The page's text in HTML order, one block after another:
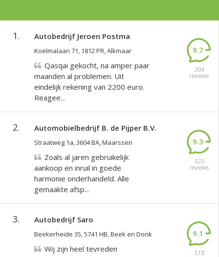
1. Autobedrijf Jeroen Postma
Koelmalaan 71, 1812 PR, Alkmaar 9.7
304
reviews
Qasqai gekocht, na amper paar
maanden al problemen. Uit
eindelijk rekening van 2200 euro.
Reagee...
2. Automobielbedrijf B. de Pijper B.V.
Straatweg 1a, 3604 BA, Maarssen 9.3
323
reviews
Zoals al jaren gebruikelijk
aankoop en inruil in goede
harmonie onderhandeld. Alle
gemaakte afsp...
3. Autobedrijf Saro
Beekerheide 35, 5741 HB, Beek en Donk 9.1
518
Wij zijn heel tevreden